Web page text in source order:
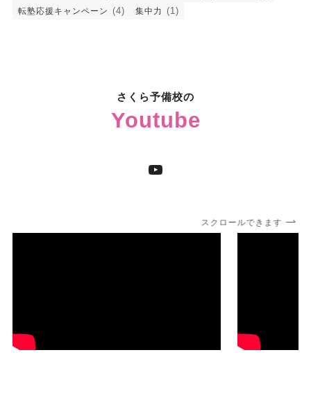
転塾応援キャンペーン (4) 集中力 (1)
さくら予備校の
Youtube
YouTube
スクロールできます